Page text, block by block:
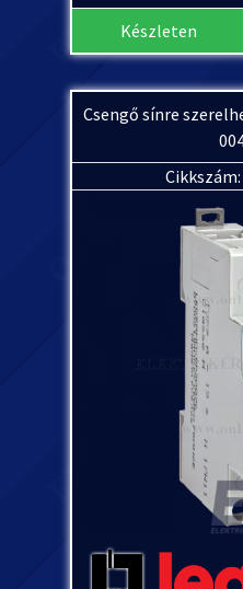
Készleten
Csengő sínre
Cikkszám: